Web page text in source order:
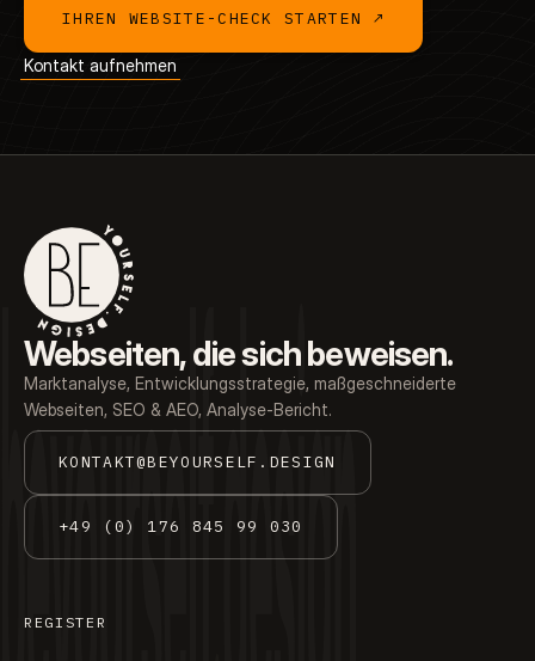
IHREN WEBSITE-CHECK STARTEN ↗
Kontakt aufnehmen
Webseiten, die sich beweisen.
Marktanalyse, Entwicklungsstrategie, maßgeschneiderte
Webseiten, SEO & AEO, Analyse-Bericht.
KONTAKT@BEYOURSELF.DESIGN
+49 (0) 176 845 99 030
REGISTER